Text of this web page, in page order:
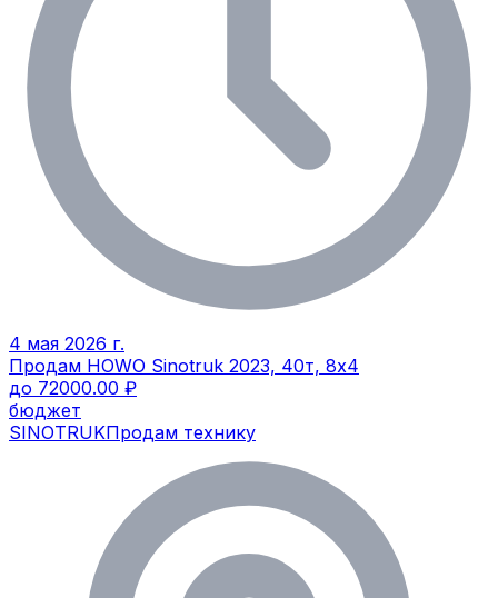
4 мая 2026 г.
Продам HOWO Sinotruk 2023, 40т, 8х4
до 72000.00 ₽
бюджет
SINOTRUKПродам технику